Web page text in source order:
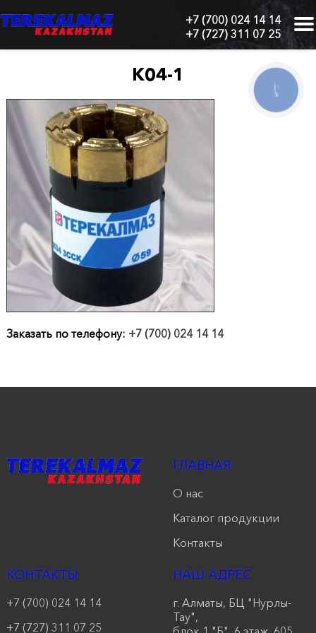
+7 (700) 024 14 14
+7 (727) 311 07 25
Алматы,
Тау",
"Б",
6
этаж,
605
офис
Главная
О
Каталог
продукции
К04-1
Заказать по телефону: +7 (700) 024 14 14
ГЛАВНАЯ
О нас
Каталог продукции
Контакты
КОНТАКТЫ
+7 (700) 024 14 14
+7 (727) 311 07 25
НАШ АДРЕС
г. Алматы, БЦ "Нурлы-
Тау",
КНОПКА
СВЯЗИ